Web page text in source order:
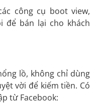
công cụ boot view,
để bán lại cho khách
lồ, không chỉ dùng
vời để kiếm tiền. Có
từ Facebook: